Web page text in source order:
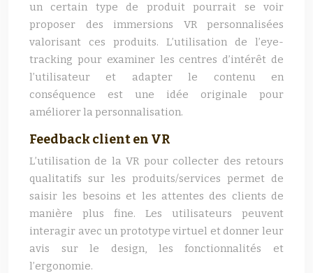
un certain type de produit pourrait se voir
proposer des immersions VR personnalisées
valorisant ces produits. L’utilisation de l’eye-
tracking pour examiner les centres d’intérêt de
l’utilisateur et adapter le contenu en
conséquence est une idée originale pour
améliorer la personnalisation.
Feedback client en VR
L’utilisation de la VR pour collecter des retours
qualitatifs sur les produits/services permet de
saisir les besoins et les attentes des clients de
manière plus fine. Les utilisateurs peuvent
interagir avec un prototype virtuel et donner leur
avis sur le design, les fonctionnalités et
l’ergonomie.